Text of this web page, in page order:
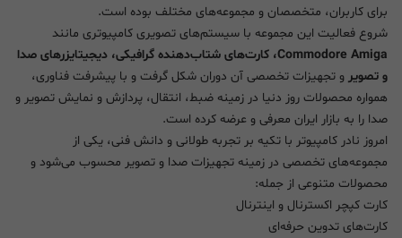
برای کاربران، متخصصان و مجموعه‌های مختلف بوده است.
شروع فعالیت این مجموعه با سیستم‌های تصویری کامپیوتری مانند
Commodore Amiga، کارت‌های شتاب‌دهنده گرافیکی، دیجیتایزرهای صدا
و تصویر و تجهیزات تخصصی آن دوران شکل گرفت و با پیشرفت فناوری،
همواره محصولات روز دنیا در زمینه ضبط، انتقال، پردازش و نمایش تصویر و
صدا را به بازار ایران معرفی و عرضه کرده است.
امروز نادر کامپیوتر با تکیه بر تجربه طولانی و دانش فنی، یکی از
مجموعه‌های تخصصی در زمینه تجهیزات صدا و تصویر محسوب می‌شود و
محصولات متنوعی از جمله:
کارت کپچر اکسترنال و اینترنال
کارت‌های تدوین حرفه‌ای